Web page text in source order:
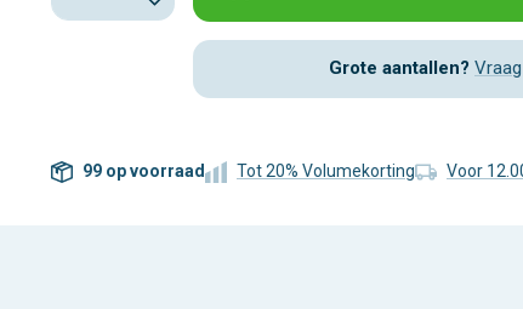
Grote aantallen?
99 op voorraad Tot 20% Volumekorting Voor